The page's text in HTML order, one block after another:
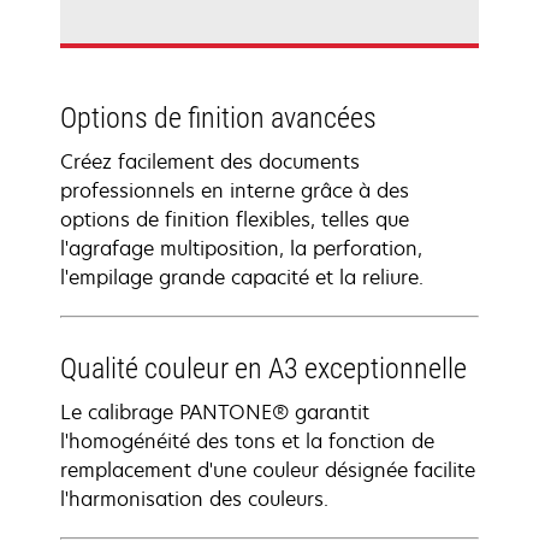
Options de finition avancées
Créez facilement des documents
professionnels en interne grâce à des
options de finition flexibles, telles que
l'agrafage multiposition, la perforation,
l'empilage grande capacité et la reliure.
Qualité couleur en A3 exceptionnelle
Le calibrage PANTONE® garantit
l'homogénéité des tons et la fonction de
remplacement d'une couleur désignée facilite
l'harmonisation des couleurs.